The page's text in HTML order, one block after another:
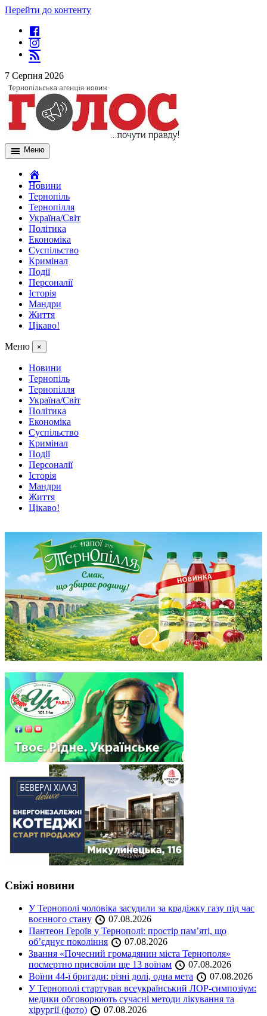
Перейти до контенту
7 Серпня 2026
Меню
Новини
Тернопіль
Тернопілля
Україна/Світ
Політика
Економіка
Суспільство
Кримінал
Події
Персоналії
Історія
Мандри
Життя
Цікаво!
Меню ×
Новини
Тернопіль
Тернопілля
Україна/Світ
Політика
Економіка
Суспільство
Кримінал
Події
Персоналії
Історія
Мандри
Життя
Цікаво!
Свіжі новини
У Тернополі чоловіка засудили за крадіжку газу під час
воєнного стану
07.08.2026
Пантеон Героїв у Тернополі: простір пам’яті, що
об’єднує покоління
07.08.2026
Звання «Почесний громадянин міста Тернополя»
посмертно присвоїли ще 13 воїнам
07.08.2026
Воїни 44-ї бригади: різні долі, одна мета
07.08.2026
У Тернополі стартував всеукраїнський ЛОР-симпозіум:
медики обговорюють сучасні методи лікування та
хірургії (фото)
07.08.2026